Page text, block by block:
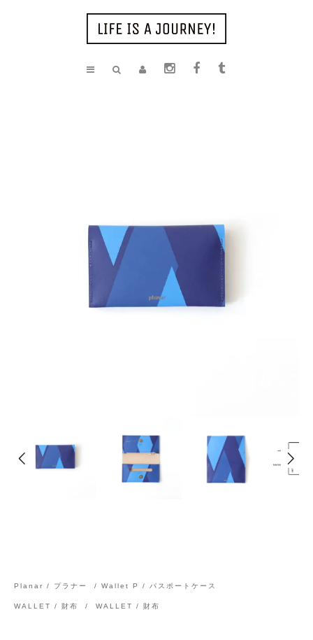
Planar / プラナー / Wallet P / パスポートケース
WALLET / 財布 / WALLET / 財布